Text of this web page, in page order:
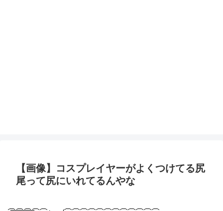
【画像】コスプレイヤーがよくつけてる尻
尾って尻にいれてるんやな